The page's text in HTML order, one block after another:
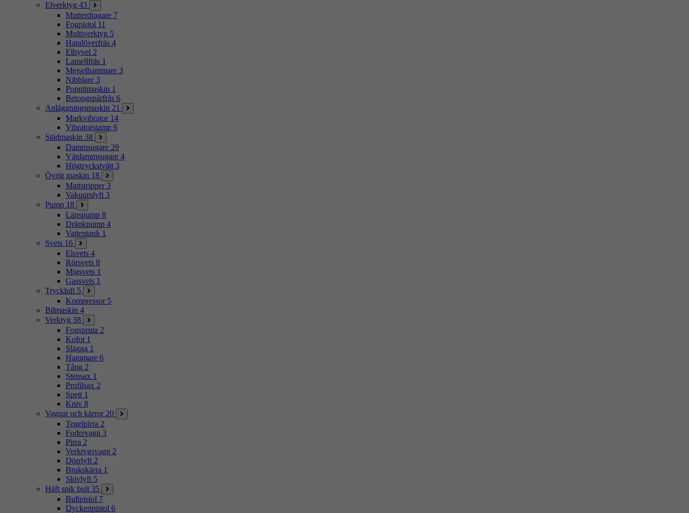
Elverktyg 43
Mutterdragare 7
Fogpistol 11
Multiverktyg 5
Handöverfräs 4
Elhyvel 2
Lamellfräs 1
Mejselhammare 3
Nibblare 3
Popnitmaskin 1
Betongspårfräs 6
Anläggningsmaskin 21
Markvibrator 14
Vibratorstamp 6
Städmaskin 38
Dammsugare 29
Våtdammsugare 4
Högtryckstvätt 3
Övrig maskin 18
Mattstripper 3
Vakuumlyft 3
Pump 18
Länspump 8
Dränkpump 4
Vattentank 1
Svets 16
Elsvets 4
Rörsvets 8
Migsvets 1
Gassvets 1
Tryckluft 5
Kompressor 5
Bilmaskin 4
Verktyg 38
Fogspruta 2
Kofot 1
Slägga 1
Hammare 6
Tång 2
Stensax 1
Profilsax 2
Spett 1
Kniv 8
Vagnar och kärror 20
Tegelpirra 2
Fodervagn 3
Pirra 2
Verktygsvagn 2
Dörrlyft 2
Brukskärra 1
Skivlyft 5
Häft spik bult 35
Bultpistol 7
Dyckertpistol 6